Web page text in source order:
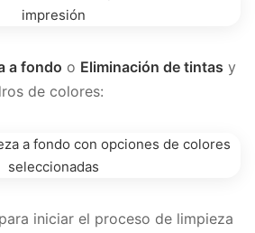
a fondo o Eliminación de tintas y
de colores:
para iniciar el proceso de limpieza